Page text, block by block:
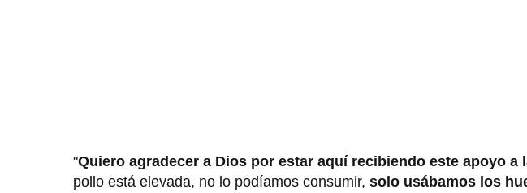
"Quiero agradecer a Dios por estar aquí recibiendo este apoyo a
pollo está elevada, no lo podíamos consumir, solo usábamos los